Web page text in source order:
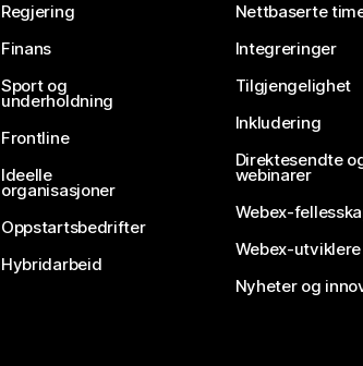
Regjering
Finans
Sport og
underholdning
Frontline
Ideelle
organisasjoner
Oppstartsbedrifter
Hybridarbeid
Nettbaserte
Integreringer
Tilgjengelighet
Inkludering
Direktesendte
webinarer
Webex-
Webex-utviklere
Nyheter og